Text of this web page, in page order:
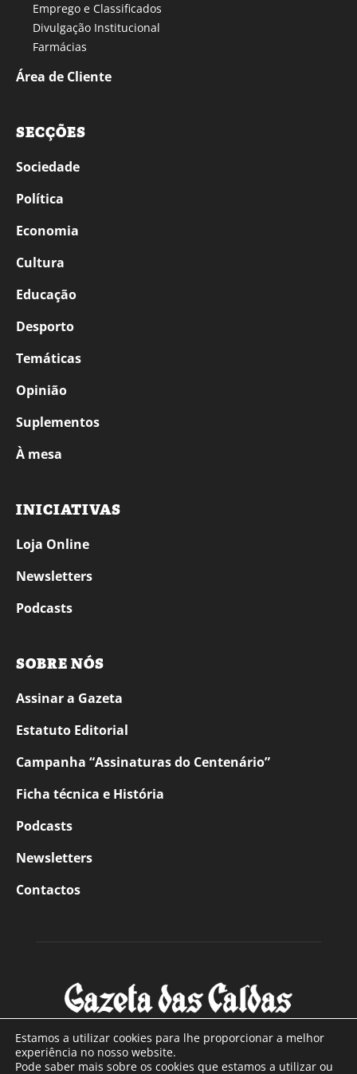
Emprego e Classificados
Divulgação Institucional
Farmácias
Área de Cliente
SECÇÕES
Sociedade
Política
Economia
Cultura
Educação
Desporto
Temáticas
Opinião
Suplementos
À mesa
INICIATIVAS
Loja Online
Newsletters
Podcasts
SOBRE NÓS
Assinar a Gazeta
Estatuto Editorial
Campanha “Assinaturas do Centenário”
Ficha técnica e História
Podcasts
Newsletters
Contactos
SOBRE NÓS
Estamos a utilizar cookies para lhe proporcionar a melhor
experiência no nosso website.
Pode saber mais sobre os cookies que estamos a utilizar ou